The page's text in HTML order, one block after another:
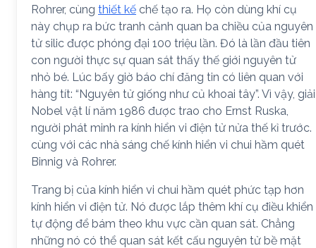
Rohrer, cùng thiết kế chế tạo ra. Họ còn dùng khí cụ
này chụp ra bức tranh cảnh quan ba chiều của nguyên
tử silic được phóng đại 100 triệu lần. Đó là lần đầu tiên
con người thực sự quan sát thấy thế giới nguyên tử
nhỏ bé. Lúc bấy giờ báo chí đăng tin có liên quan với
hàng tít: “Nguyên tử giống như củ khoai tây”. Vì vậy, giải
Nobel vật lí năm 1986 được trao cho Ernst Ruska,
người phát minh ra kính hiển vi điện tử nửa thế kỉ trước.
cùng với các nhà sáng chế kính hiển vi chui hầm quét
Binnig và Rohrer.
Trang bị của kính hiển vi chui hầm quét phức tạp hơn
kính hiển vi điện tử. Nó được lắp thêm khí cụ điều khiển
tự động để bám theo khu vực cần quan sát. Chẳng
những nó có thể quan sát kết cấu nguyên tử bề mặt